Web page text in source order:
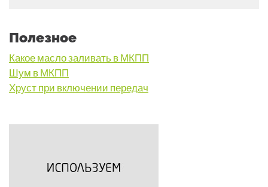
Полезное
Какое масло заливать в МКПП
Шум в МКПП
Хруст при включении передач